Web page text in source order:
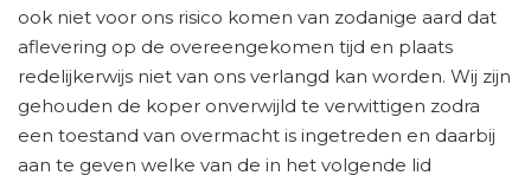
ook niet voor ons risico komen van zodanige aard dat
aflevering op de overeengekomen tijd en plaats
redelijkerwijs niet van ons verlangd kan worden. Wij zijn
gehouden de koper onverwijld te verwittigen zodra
een toestand van overmacht is ingetreden en daarbij
aan te geven welke van de in het volgende lid